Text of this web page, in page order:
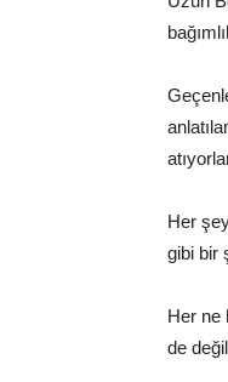
Her
gibi bir
Her ne
de